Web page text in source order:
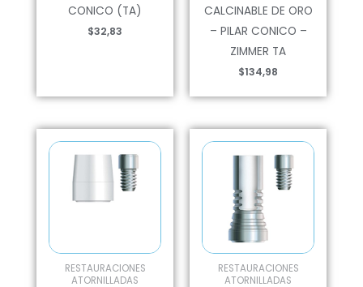
CONICO (TA)
$32,83
CALCINABLE DE ORO
– PILAR CONICO –
ZIMMER TA
$134,98
RESTAURACIONES
ATORNILLADAS
RESTAURACIONES
ATORNILLADAS